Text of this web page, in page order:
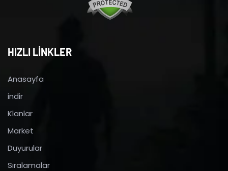
HIZLI LİNKLER
Anasayfa
indir
Klanlar
Market
Duyurular
Sıralamalar